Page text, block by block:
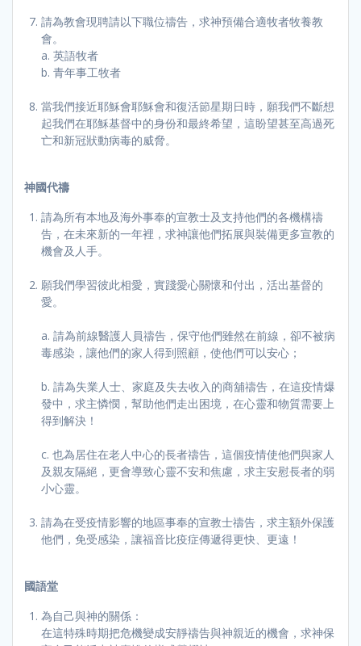
請為教會現聘請以下職位禱告，求神預備合適牧者牧養教
會。
a. 英語牧者
b. 青年事工牧者
當我們接近耶穌會耶穌會和復活節星期日時，願我們不斷想
起我們在耶穌基督中的身份和最終希望，這盼望甚至高過死
亡和新冠狀動病毒的威脅。
神國代禱
請為所有本地及海外事奉的宣教士及支持他們的各機構禱
告，在未來新的一年裡，求神讓他們拓展與裝備更多宣教的
機會及人手。
願我們學習彼此相愛，實踐愛心關懷和付出，活出基督的
愛。
a. 請為前線醫護人員禱告，保守他們雖然在前線，卻不被病
毒感染，讓他們的家人得到照顧，使他們可以安心；
b. 請為失業人士、家庭及失去收入的商舖禱告，在這疫情爆
發中，求主憐憫，幫助他們走出困境，在心靈和物質需要上
得到解決！
c. 也為居住在老人中心的長者禱告，這個疫情使他們與家人
及親友隔絕，更會導致心靈不安和焦慮，求主安慰長者的弱
小心靈。
請為在受疫情影響的地區事奉的宣教士禱告，求主額外保護
他們，免受感染，讓福音比疫症傳遞得更快、更遠！
國語堂
為自己與神的關係：
在這特殊時期把危機變成安靜禱告與神親近的機會，求神保